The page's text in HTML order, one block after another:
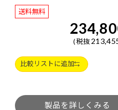
送料無料
税抜
比較リストに追加
製品を詳しくみる